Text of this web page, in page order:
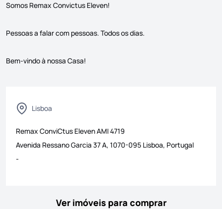
Somos Remax Convictus Eleven!
Pessoas a falar com pessoas. Todos os dias.
Bem-vindo à nossa Casa!
Lisboa
Remax ConviCtus ElevenAMI4719
Avenida Ressano Garcia 37 A, 1070-095 Lisboa, Portugal
-
Ver imóveis para comprar